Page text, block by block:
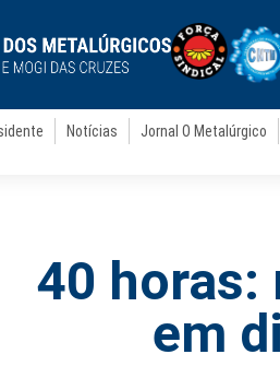
Notícias Jornal O Metalúrgico
40 horas:
em